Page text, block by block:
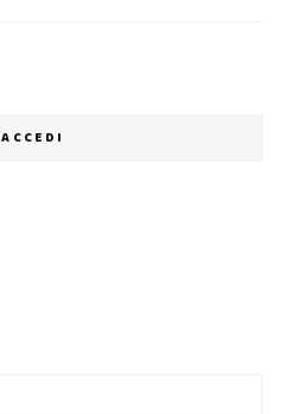
ACCEDI